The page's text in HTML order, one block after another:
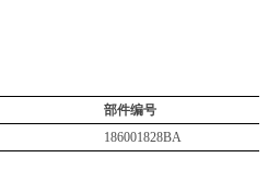
部件编号
186001828BA